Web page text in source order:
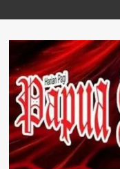
content